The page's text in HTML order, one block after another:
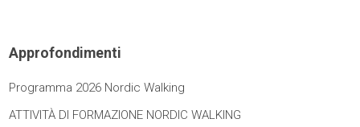
Approfondimenti
Programma 2026 Nordic Walking
ATTIVITÀ DI FORMAZIONE NORDIC WALKING